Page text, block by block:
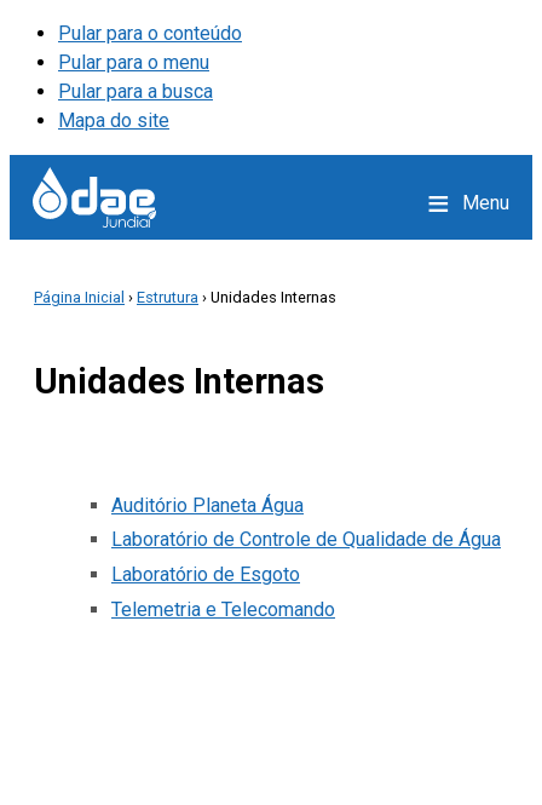
Pular para o conteúdo
Pular para o menu
Pular para a busca
Mapa do site
≡ Menu
Página Inicial › Estrutura › Unidades Internas
Unidades Internas
Auditório Planeta Água
Laboratório de Controle de Qualidade de Água
Laboratório de Esgoto
Telemetria e Telecomando